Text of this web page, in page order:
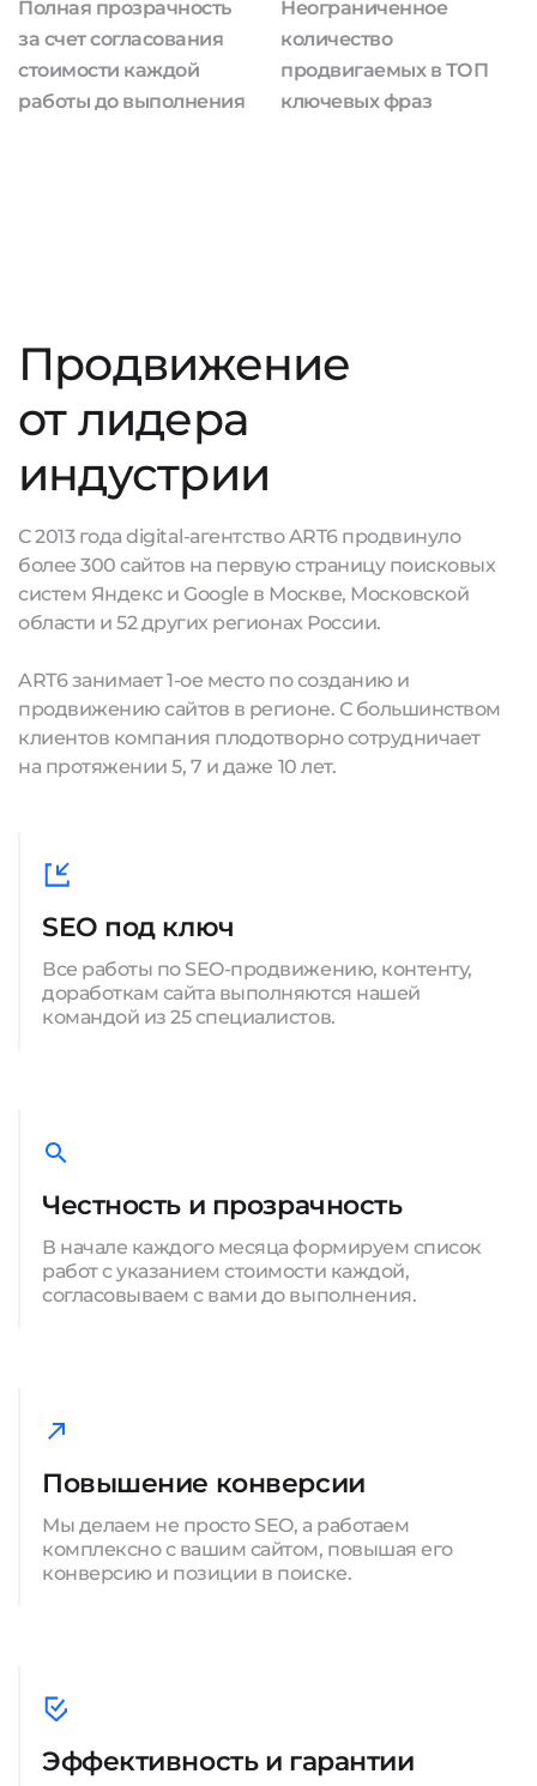
Полная прозрачность
за счет согласования
стоимости каждой
работы до выполнения
Неограниченное
количество
продвигаемых в ТОП
ключевых фраз
Продвижение
от лидера
индустрии
С 2013 года digital-агентство ART6 продвинуло
более 300 сайтов на первую страницу поисковых
систем Яндекс и Google в Москве, Московской
области и 52 других регионах России.
ART6 занимает 1-ое место по созданию и
продвижению сайтов в регионе. С большинством
клиентов компания плодотворно сотрудничает
на протяжении 5, 7 и даже 10 лет.
SEO под ключ
Все работы по SEO-продвижению, контенту,
доработкам сайта выполняются нашей
командой из 25 специалистов.
Честность и прозрачность
В начале каждого месяца формируем список
работ с указанием стоимости каждой,
согласовываем с вами до выполнения.
Повышение конверсии
Мы делаем не просто SEO, а работаем
комплексно с вашим сайтом, повышая его
конверсию и позиции в поиске.
Эффективность и гарантии